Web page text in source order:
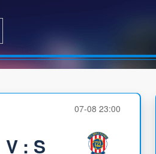
07-08 23:00
V : S